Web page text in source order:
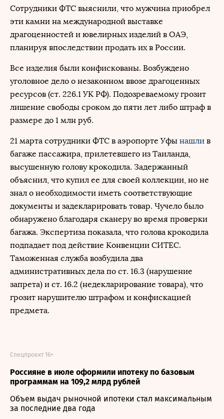
Сотрудники ФТС выяснили, что мужчина приобрел
эти камни на международной выставке
драгоценностей и ювелирных изделий в ОАЭ,
планируя впоследствии продать их в России.
Все изделия были конфискованы. Возбуждено
уголовное дело о незаконном ввозе драгоценных
ресурсов (ст. 226.1 УК РФ). Подозреваемому грозит
лишение свободы сроком до пяти лет либо штраф в
размере до 1 млн руб.
21 марта сотрудники ФТС в аэропорте Уфы нашли в
багаже пассажира, прилетевшего из Таиланда,
высушенную голову крокодила. Задержанный
объяснил, что купил ее для своей коллекции, но не
знал о необходимости иметь соответствующие
документы и задекларировать товар. Чучело было
обнаружено благодаря сканеру во время проверки
багажа. Экспертиза показала, что голова крокодила
подпадает под действие Конвенции СИТЕС.
Таможенная служба возбудила два
административных дела по ст. 16.3 (нарушение
запрета) и ст. 16.2 (недекларирование товара), что
грозит нарушителю штрафом и конфискацией
предмета.
Россияне в июле оформили ипотеку по базовым
программам на 109,2 млрд рублей
Спецпроект 16+
Объем выдач рыночной ипотеки стал максимальным
за последние два года